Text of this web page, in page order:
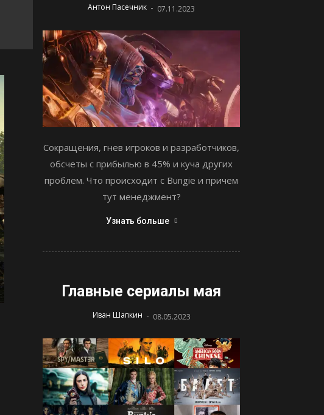
Антон Пасечник - 07.11.2023
Сокращения, гнев игроков и разработчиков,
обсчеты с прибылью в 45% и куча других
проблем. Что происходит с Bungie и причем
тут менеджмент?
Узнать больше
Главные сериалы мая
Иван Шапкин - 08.05.2023